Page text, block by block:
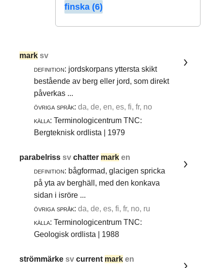
finska (6)
mark sv
definition: jordskorpans yttersta skikt
bestående av berg eller jord, som direkt
påverkas ...
övriga språk: da, de, en, es, fi, fr, no
källa: Terminologicentrum TNC:
Bergteknisk ordlista | 1979
parabelrisssvchatter mark en
definition: bågformad, glacigen spricka
på yta av berghäll, med den konkava
sidan i isröre ...
övriga språk: da, de, es, fi, fr, no, ru
källa: Terminologicentrum TNC:
Geologisk ordlista | 1988
strömmärkesvcurrent mark en